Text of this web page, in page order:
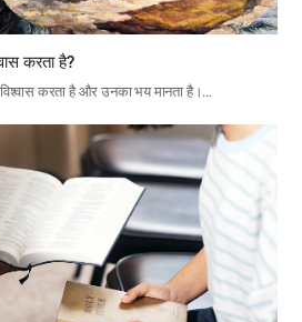
करता है?
करता है और उनका भय मानता है।…